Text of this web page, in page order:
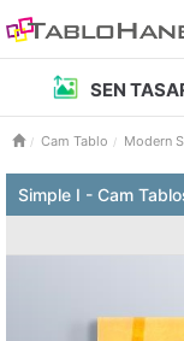
SEN
Cam Tablo Modern
Simple I - Cam